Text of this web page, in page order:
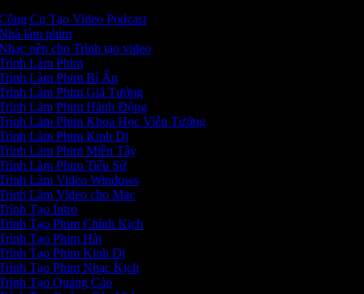
Cụ Tạo Video Podcast
làm phim
nền cho Trình tạo video
Làm Phim
Làm Phim Bí Ẩn
Làm Phim Giả Tưởng
Làm Phim Hành Động
Làm Phim Khoa Học Viễn Tưởng
Làm Phim Kinh Dị
Làm Phim Miền Tây
Làm Phim Tiểu Sử
Làm Video Windows
Làm Video cho Mac
Tạo Intro
Tạo Phim Chính Kịch
Tạo Phim Hài
Tạo Phim Kinh Dị
Tạo Phim Nhạc Kịch
Tạo Quảng Cáo